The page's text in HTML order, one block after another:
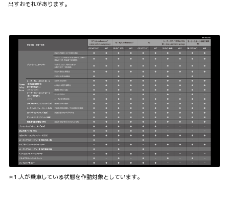
出すおそれがあります。
＊1.人が乗車している状態を作動対象としています。